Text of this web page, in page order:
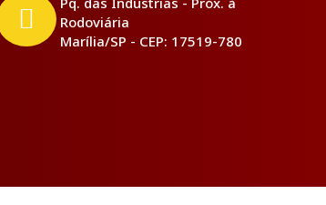
Rodoviária
Marília/SP - CEP: 17519-780